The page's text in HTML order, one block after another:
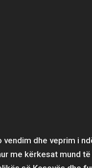
dhe veprim i
me kërkesat mund